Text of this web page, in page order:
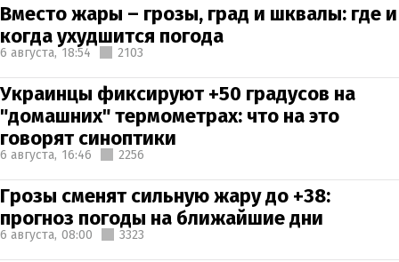
Вместо жары – грозы, град и шквалы: где и
когда ухудшится погода
6 августа, 18:54 2103
Украинцы фиксируют +50 градусов на
"домашних" термометрах: что на это
говорят синоптики
6 августа, 16:46 2256
Грозы сменят сильную жару до +38:
прогноз погоды на ближайшие дни
6 августа, 08:00 3323